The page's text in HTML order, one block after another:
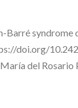
Barré syndrome
doi.org/
del